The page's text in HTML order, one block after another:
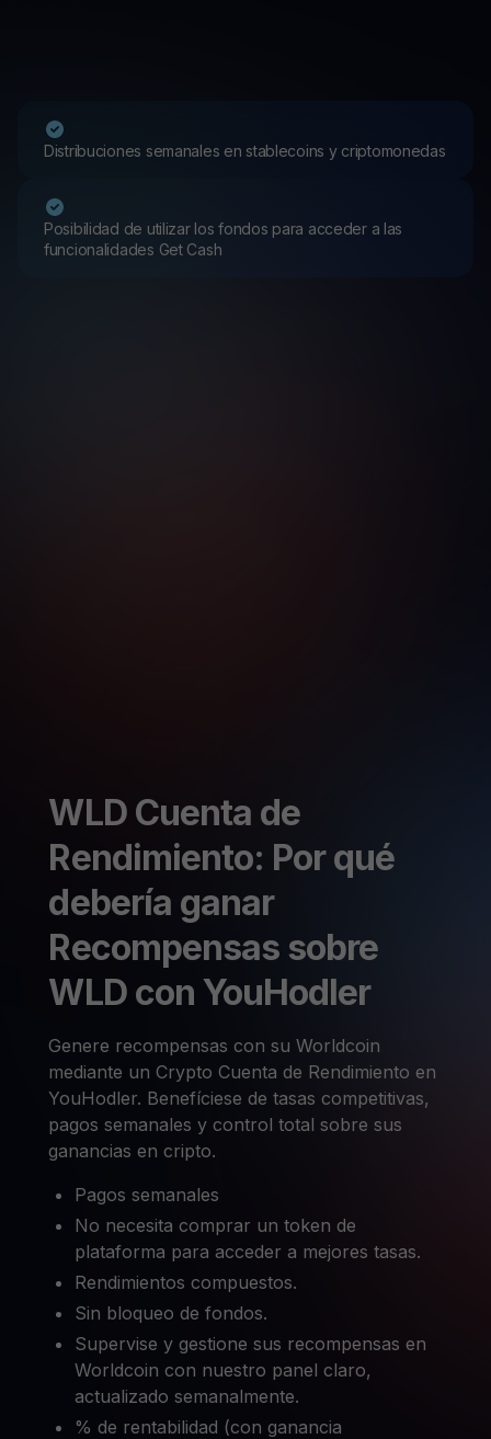
Distribuciones semanales en stablecoins y criptomonedas
Posibilidad de utilizar los fondos para acceder a las
funcionalidades Get Cash
WLD Cuenta de
Rendimiento: Por qué
debería ganar
Recompensas sobre
WLD con YouHodler
Genere recompensas con su Worldcoin
mediante un Crypto Cuenta de Rendimiento en
YouHodler. Benefíciese de tasas competitivas,
pagos semanales y control total sobre sus
ganancias en cripto.
Pagos semanales
No necesita comprar un token de
plataforma para acceder a mejores tasas.
Rendimientos compuestos.
Sin bloqueo de fondos.
Supervise y gestione sus recompensas en
Worldcoin con nuestro panel claro,
actualizado semanalmente.
% de rentabilidad (con ganancia